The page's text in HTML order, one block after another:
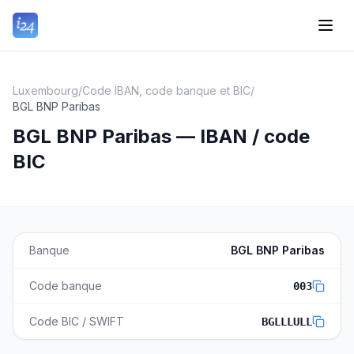
Luxembourg/Code IBAN, code banque et BIC/
BGL BNP Paribas
BGL BNP Paribas — IBAN / code
BIC
Banque BGL BNP Paribas
Code banque 003
Code BIC / SWIFT BGLLLULL